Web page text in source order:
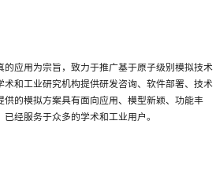
的应用为宗旨，致力于推广基于原子级别模拟技术
和工业研究机构提供研发咨询、软件部署、技术
的模拟方案具有面向应用、模型新颖、功能丰
经服务于众多的学术和工业用户。